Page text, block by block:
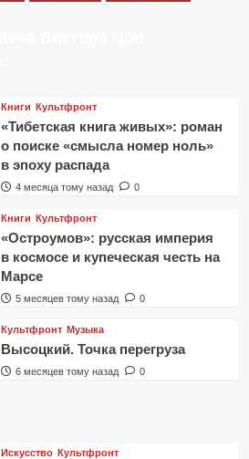
Книги Культфронт
«Тибетская книга живых»: роман
о поиске «смысла номер ноль»
в эпоху распада
4 месяца тому назад 0
Книги Культфронт
«Остроумов»: русская империя
в космосе и купеческая честь на
Марсе
5 месяцев тому назад 0
Культфронт Музыка
Высоцкий. Точка перегруза
6 месяцев тому назад 0
Искусство Культфронт